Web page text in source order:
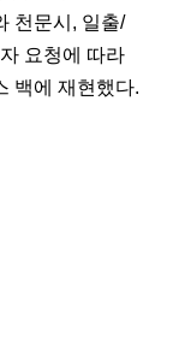
천문시, 일출/
요청에 따라
백에 재현했다.